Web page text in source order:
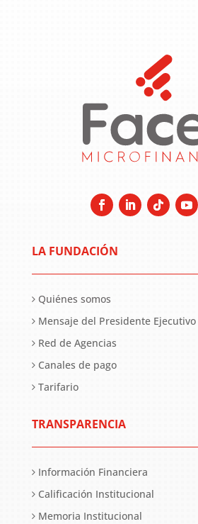
LA FUNDACIÓN
Quiénes somos
Mensaje del Presidente Ejecutivo
Red de Agencias
Canales de pago
Tarifario
TRANSPARENCIA
Información Financiera
Calificación Institucional
Memoria Institucional